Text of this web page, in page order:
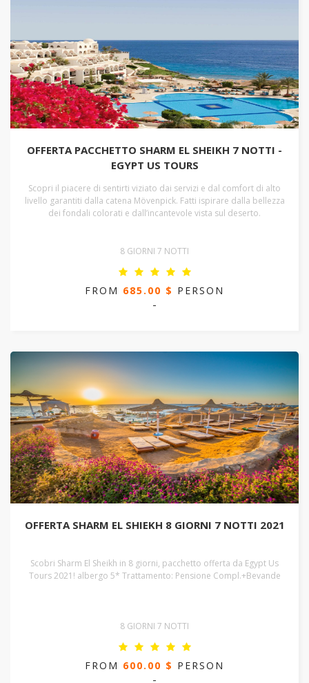
OFFERTA PACCHETTO SHARM EL SHEIKH 7 NOTTI -
EGYPT US TOURS
Scopri il piacere di sentirti viziato dai servizi e dal comfort di alto
livello garantiti dalla catena Mövenpick. Fatti ispirare dalla bellezza
dei fondali colorati e dall’incantevole vista sul deserto.
8 GIORNI 7 NOTTI
FROM 685.00 $ PERSON
-
OFFERTA SHARM EL SHIEKH 8 GIORNI 7 NOTTI 2021
Scobri Sharm El Sheikh in 8 giorni, pacchetto offerta da Egypt Us
Tours 2021! albergo 5* Trattamento: Pensione Compl.+Bevande
8 GIORNI 7 NOTTI
FROM 600.00 $ PERSON
-